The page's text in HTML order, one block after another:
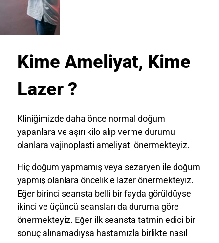
Kime Ameliyat, Kime
Lazer ?
Kliniğimizde daha önce normal doğum
yapanlara ve aşırı kilo alıp verme durumu
olanlara vajinoplasti ameliyatı önermekteyiz.
Hiç doğum yapmamış veya sezaryen ile doğum
yapmış olanlara öncelikle lazer önermekteyiz.
Eğer birinci seansta belli bir fayda görüldüyse
ikinci ve üçüncü seansları da duruma göre
önermekteyiz. Eğer ilk seansta tatmin edici bir
sonuç alınamadıysa hastamızla birlikte nasıl